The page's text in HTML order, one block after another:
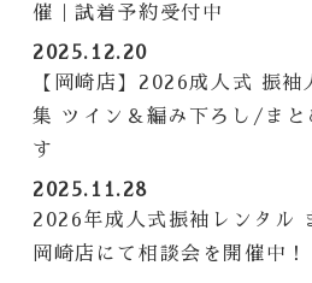
催｜試着予約受付中
2025.12.20
【岡崎店】2026成人式 振袖
集 ツイン＆編み下ろし/まと
す
2025.11.28
2026年成人式振袖レンタル
岡崎店にて相談会を開催中！